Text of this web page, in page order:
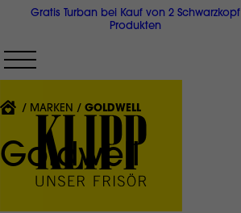
Gratis Turban bei Kauf von 2 Schwarzkopf
Produkten
MARKEN {'CURRENT'|T}:
GOLDWELL
Goldwell